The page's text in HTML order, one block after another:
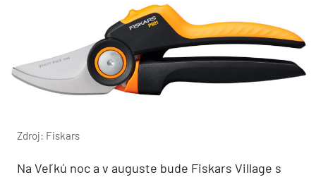
Zdroj: Fiskars
Na Veľkú noc a v auguste bude Fiskars Village s